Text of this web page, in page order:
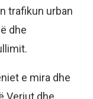
trafikun urban
dhe
e mira dhe
Veriut dhe